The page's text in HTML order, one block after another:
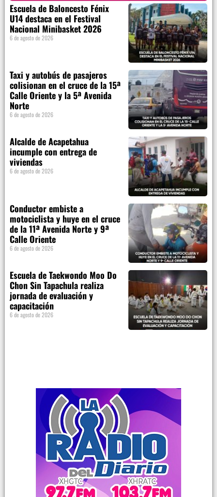
Escuela de Baloncesto Fénix
U14 destaca en el Festival
Nacional Minibasket 2026
6 de agosto de 2026
Taxi y autobús de pasajeros
colisionan en el cruce de la 15ª
Calle Oriente y la 5ª Avenida
Norte
6 de agosto de 2026
Alcalde de Acapetahua
incumple con entrega de
viviendas
6 de agosto de 2026
Conductor embiste a
motociclista y huye en el cruce
de la 11ª Avenida Norte y 9ª
Calle Oriente
6 de agosto de 2026
Escuela de Taekwondo Moo Do
Chon Sin Tapachula realiza
jornada de evaluación y
capacitación
6 de agosto de 2026